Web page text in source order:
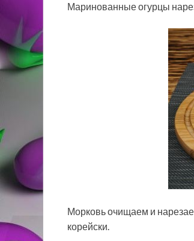
Маринованные огурцы
Морковь очищаем и
корейски.